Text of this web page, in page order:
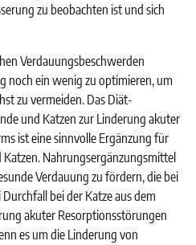
zu beobachten ist und sich
Verdauungsbeschwerden
noch ein wenig zu optimieren, um
zu vermeiden. Das Diät-
und Katzen zur Linderung akuter
ist eine sinnvolle Ergänzung für
Nahrungsergänzungsmittel
Verdauung zu fördern, die bei
bei der Katze aus dem
akuter Resorptionsstörungen
es um die Linderung von